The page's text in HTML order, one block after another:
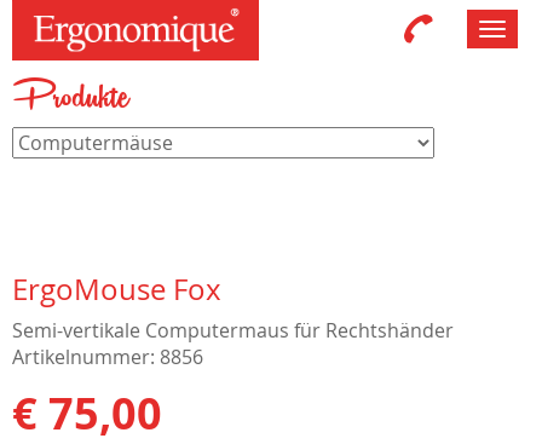
Produkte
ErgoMouse Fox
Semi-vertikale Computermaus für Rechtshänder
Artikelnummer: 8856
€ 75,00